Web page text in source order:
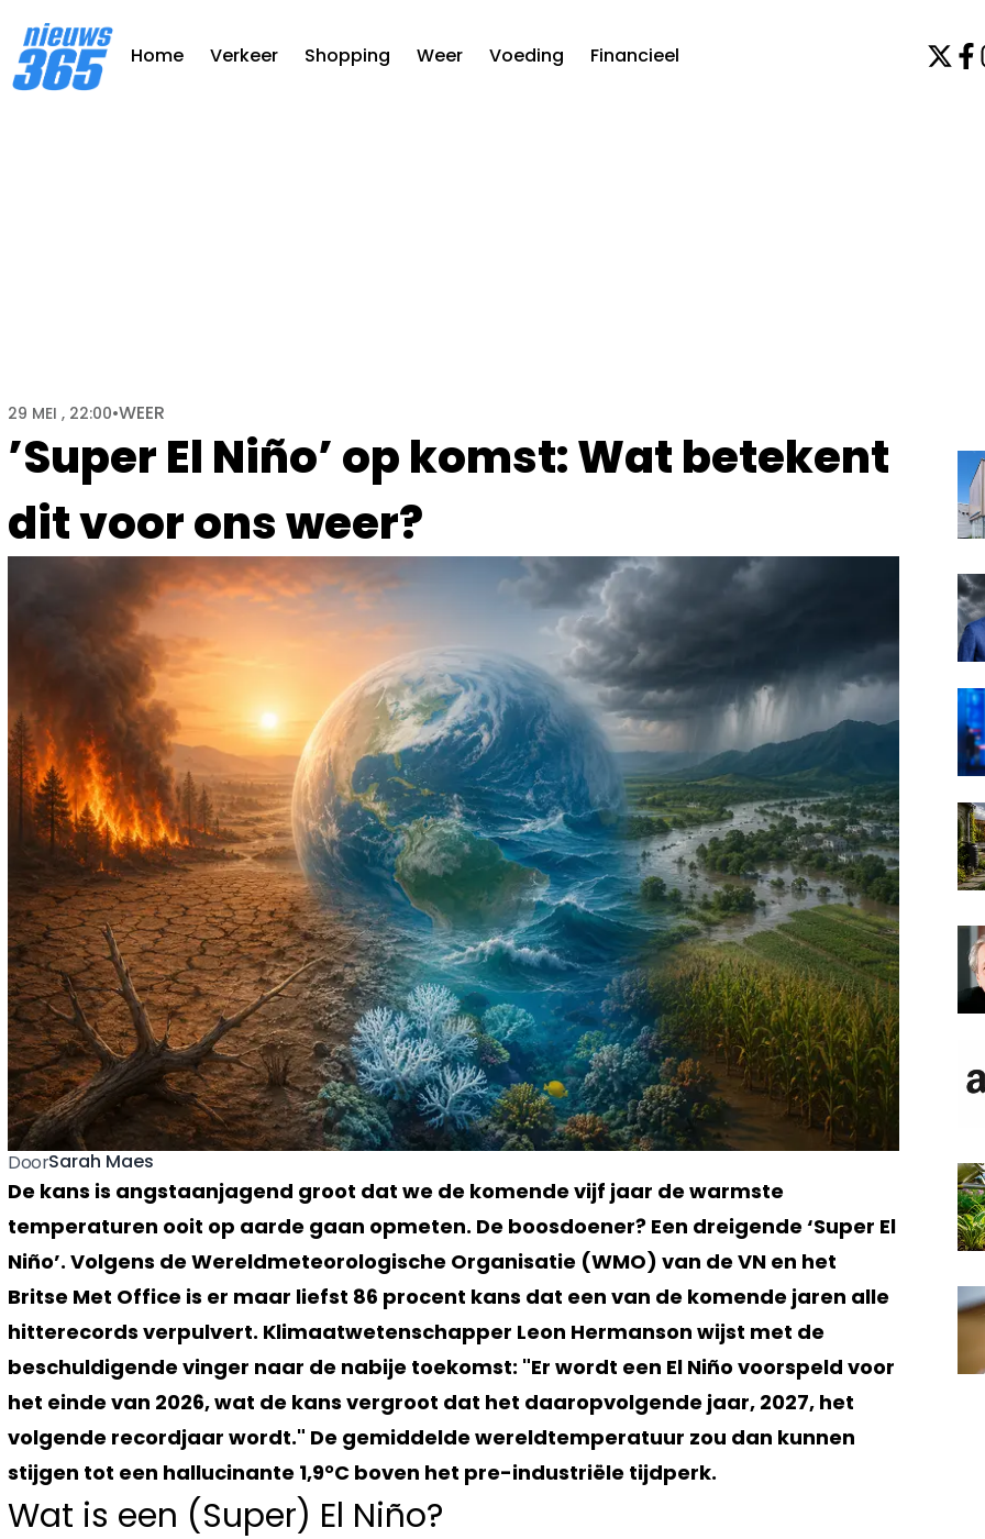
Home Verkeer Shopping Weer Voeding Financieel
’Super El Niño’ op komst: Wat betekent
dit voor ons weer?
29 MEI , 22:00•WEER
DoorSarah Maes
De kans is angstaanjagend groot dat we de komende vijf jaar de warmste
temperaturen ooit op aarde gaan opmeten. De boosdoener? Een dreigende ‘Super El
Niño’. Volgens de Wereldmeteorologische Organisatie (WMO) van de VN en het
Britse Met Office is er maar liefst 86 procent kans dat een van de komende jaren alle
hitterecords verpulvert. Klimaatwetenschapper Leon Hermanson wijst met de
beschuldigende vinger naar de nabije toekomst: "Er wordt een El Niño voorspeld voor
het einde van 2026, wat de kans vergroot dat het daaropvolgende jaar, 2027, het
volgende recordjaar wordt." De gemiddelde wereldtemperatuur zou dan kunnen
stijgen tot een hallucinante 1,9°C boven het pre-industriële tijdperk.
Wat is een (Super) El Niño?